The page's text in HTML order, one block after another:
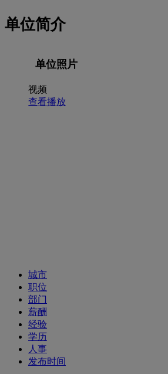
单位简介
单位照片
视频
查看播放
城市
职位
部门
薪酬
经验
学历
人事
发布时间